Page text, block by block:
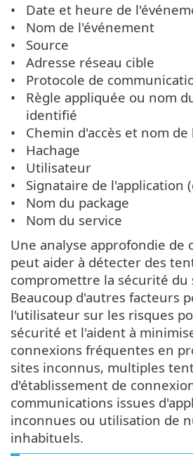
Date et heure de
Nom de l'événement
Source
Adresse réseau cible
Protocole de
Règle appliquée ou nom
identifié
Chemin d'accès et nom de
Hachage
Utilisateur
Signataire de l'application
Nom du package
Nom du service
Une analyse approfondie de
peut aider à détecter des
compromettre la sécurité du
Beaucoup d'autres facteurs
l'utilisateur sur les risques
sécurité et l'aident à
connexions fréquentes en
sites inconnus, multiples
d'établissement de
communications issues
inconnues ou utilisation de
inhabituels.